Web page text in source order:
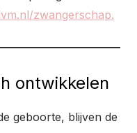
zwangerschap.
ontwikkelen
geboorte, blijven de